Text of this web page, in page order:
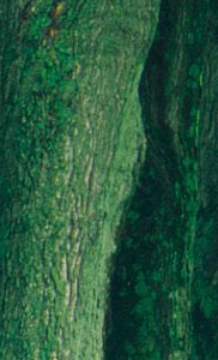
18. hét
Kitágíthatom-e annyira a lelkem,
Hogy a kozmikus Igével
Melynek csíráját már magába
Úgy sejtem, hogy új erőre kapva
Lelkemet méltóvá kell tennem arra,
Hogy önmagát a szellem ruhájává
19. hét
Hogy emlékezetemmel titkon
Amit most újonnan magamba
S további törekvésem célja az
Hogy új erőre kapva ébresszen
Saját belső erőket lelkemben,
S létrejőve adjon át önmagamnak